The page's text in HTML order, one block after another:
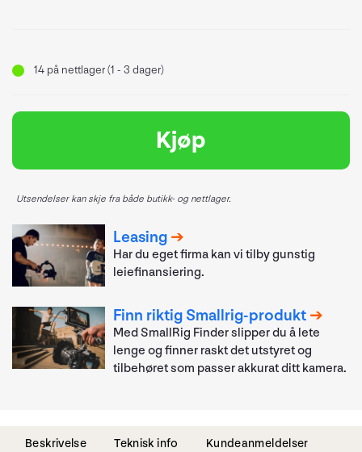
14 på nettlager (1 - 3 dager)
Kjøp
Utsendelser kan skje fra både butikk- og nettlager.
Leasing
Har du eget firma kan vi tilby gunstig
leiefinansiering.
Finn riktig Smallrig-produkt
Med SmallRig Finder slipper du å lete
lenge og finner raskt det utstyret og
tilbehøret som passer akkurat ditt kamera.
Beskrivelse Teknisk info Kundeanmeldelser